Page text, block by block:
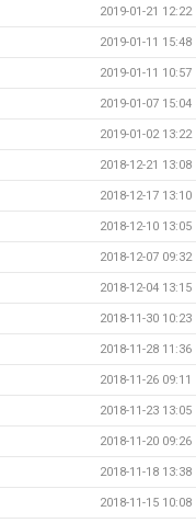
2019-01-21 12:22
2019-01-11 15:48
2019-01-11 10:57
2019-01-07 15:04
2019-01-02 13:22
2018-12-21 13:08
2018-12-17 13:10
2018-12-10 13:05
2018-12-07 09:32
2018-12-04 13:15
2018-11-30 10:23
2018-11-28 11:36
2018-11-26 09:11
2018-11-23 13:05
2018-11-20 09:26
2018-11-18 13:38
2018-11-15 10:08